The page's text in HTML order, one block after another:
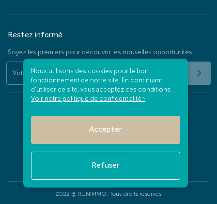
Nous utilisons des cookies pour le bon
fonctionnement de notre site. En continuant
d'utiliser ce site, vous acceptez ces conditions.
Voir notre politique de confidentialité ›
Accepter
Refuser
Restez informé
Soyez les premiers pour découvrir les nouvelles opportunités
Contactez-nous
2022 @ RUNIMMO. Tous droits réservés